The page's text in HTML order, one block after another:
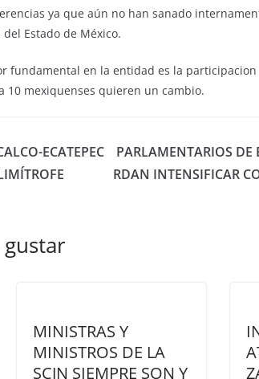
ya que aún no han sanado
Estado de México.
fundamental en la entidad es la participacion
10 mexiquenses quieren un cambio.
ECATEPEC
PARLAMENTARIOS DE
RDAN INTENSIFICAR
MINISTRAS Y
MINISTROS DE LA
SCJN SIEMPRE SON Y